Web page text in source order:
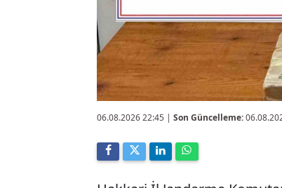
06.08.2026 22:45 | Son Güncelleme: